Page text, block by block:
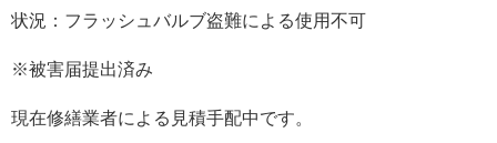
状況：フラッシュバルブ盗難による使用不可
※被害届提出済み
現在修繕業者による見積手配中です。